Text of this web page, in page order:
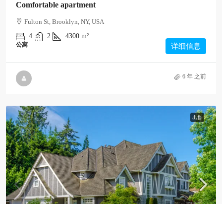
Comfortable apartment
Fulton St, Brooklyn, NY, USA
4
2 4300 m²
公寓 详细信息
6 年 之前
出售